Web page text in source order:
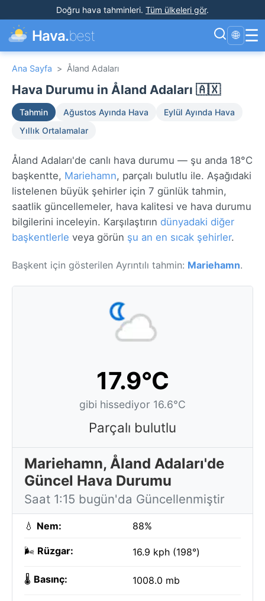
Doğru hava tahminleri. Tüm ülkeleri gör.
Hava.best 🌐 ☰
Ana Sayfa > Åland Adaları
Hava Durumu in Åland Adaları 🇦🇽
Tahmin Ağustos Ayında Hava
Eylül Ayında Hava
Yıllık Ortalamalar
Åland Adaları'de canlı hava durumu — şu anda 18°C
başkentte, Mariehamn, parçalı bulutlu ile. Aşağıdaki
listelenen büyük şehirler için 7 günlük tahmin,
saatlik güncellemeler, hava kalitesi ve hava durumu
bilgilerini inceleyin. Karşılaştırın dünyadaki diğer
başkentlerle veya görün şu an en sıcak şehirler.
Başkent için gösterilen Ayrıntılı tahmin: Mariehamn.
17.9°C
gibi hissediyor 16.6°C
Parçalı bulutlu
Mariehamn, Åland Adaları'de
Güncel Hava Durumu
Saat 1:15 bugün'da Güncellenmiştir
💧 Nem: 88%
🌬️ Rüzgar: 16.9 kph (198°)
🌡️ Basınç: 1008.0 mb